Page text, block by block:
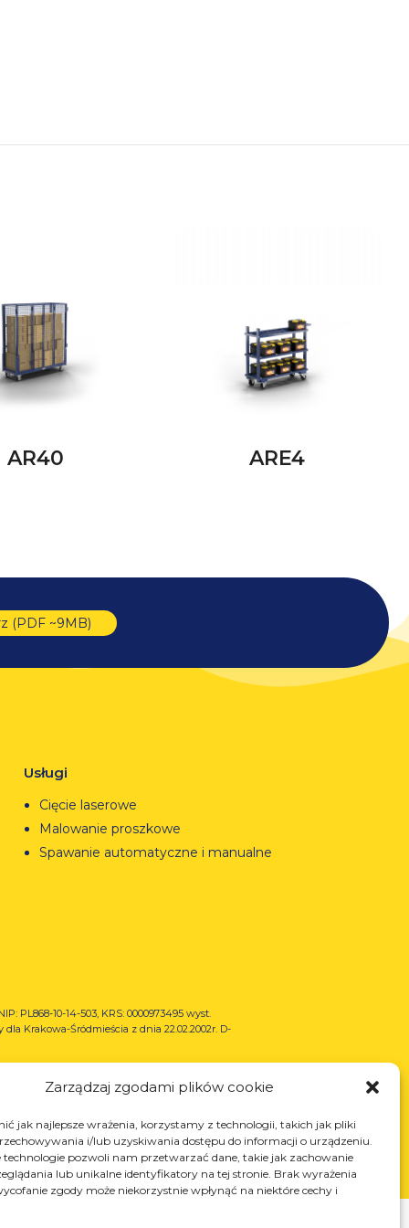
Zarządzaj zgodami plików cookie
jak najlepsze wrażenia, korzystamy z technologii, takich jak pliki
i/lub uzyskiwania dostępu do informacji o urządzeniu.
technologie pozwoli nam przetwarzać dane, takie jak zachowanie
lub unikalne identyfikatory na tej stronie. Brak wyrażenia
zgody może niekorzystnie wpłynąć na niektóre cechy i
AR40 ARE4
(PDF ~9MB)
Usługi
Cięcie laserowe
Malowanie proszkowe
Spawanie automatyczne i manualne
PL868-10-14-503, KRS: 0000973495 wyst.
dla Krakowa-Śródmieścia z dnia 22.02.2002r. D-